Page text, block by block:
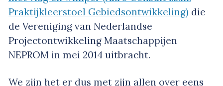
Praktijkleerstoel Gebiedsontwikkeling) die
de Vereniging van Nederlandse
Projectontwikkeling Maatschappijen
NEPROM in mei 2014 uitbracht.
We zijn het er dus met zijn allen over eens